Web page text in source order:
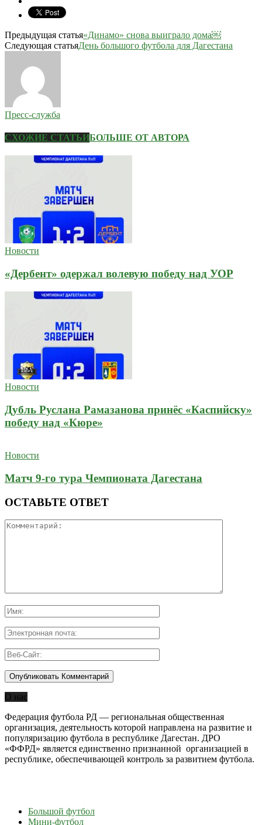
Предыдущая статья«Динамо» снова выиграло дома￼
Следующая статьяДень большого футбола для Дагестана
Пресс-служба
СХОЖИЕ СТАТЬИБОЛЬШЕ ОТ АВТОРА
Новости
«Дербент» одержал волевую победу над УОР
Новости
Дубль Руслана Рамазанова принёс «Каспийску»
победу над «Кюре»
Новости
Матч 9-го тура Чемпионата Дагестана
ОСТАВЬТЕ ОТВЕТ
О нас
Федерация футбола РД — региональная общественная
организация, деятельность которой направлена на развитие и
популяризацию футбола в республике Дагестан. ДРО
«ФФРД» является единственно признанной организацией в
республике, обеспечивающей контроль за развитием футбола.
Большой футбол
Мини-футбол